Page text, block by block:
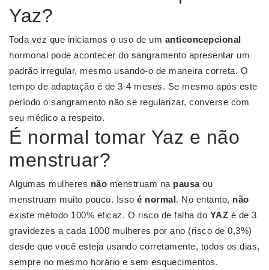
Yaz?
Toda vez que iniciamos o uso de um anticoncepcional
hormonal pode acontecer do sangramento apresentar um
padrão irregular, mesmo usando-o de maneira correta. O
tempo de adaptação é de 3-4 meses. Se mesmo após este
período o sangramento não se regularizar, converse com
seu médico a respeito.
É normal tomar Yaz e não
menstruar?
Algumas mulheres não menstruam na pausaou
menstruam muito pouco. Isso é normal. No entanto, não
existe método 100% eficaz. O risco de falha do YAZ é de 3
gravidezes a cada 1000 mulheres por ano (risco de 0,3%)
desde que você esteja usando corretamente, todos os dias,
sempre no mesmo horário e sem esquecimentos.